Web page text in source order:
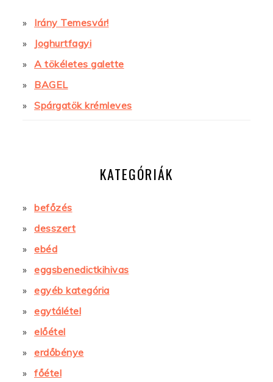
Irány Temesvár!
Joghurtfagyi
A tökéletes galette
BAGEL
Spárgatök krémleves
KATEGÓRIÁK
befőzés
desszert
ebéd
eggsbenedictkihivas
egyéb kategória
egytálétel
előétel
erdőbénye
főétel